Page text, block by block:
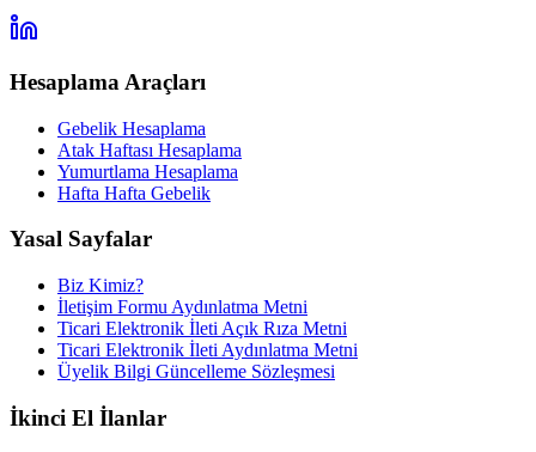
Hesaplama Araçları
Gebelik Hesaplama
Atak Haftası Hesaplama
Yumurtlama Hesaplama
Hafta Hafta Gebelik
Yasal Sayfalar
Biz Kimiz?
İletişim Formu Aydınlatma Metni
Ticari Elektronik İleti Açık Rıza Metni
Ticari Elektronik İleti Aydınlatma Metni
Üyelik Bilgi Güncelleme Sözleşmesi
İkinci El İlanlar